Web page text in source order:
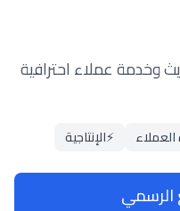
وخدمة عملاء احترافية
العملاء ⚡الإنتاجية
الرسمي